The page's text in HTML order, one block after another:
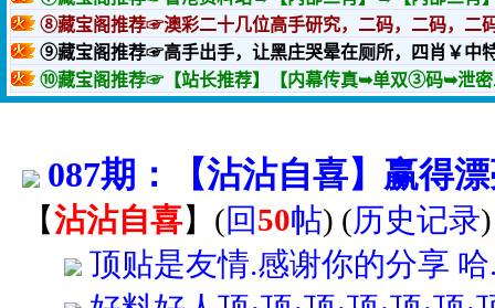
087期：【沾沾自喜】赢得
【沾沾自喜】 (回50帖) (历史记录
顶贴是友情.感谢你的分享